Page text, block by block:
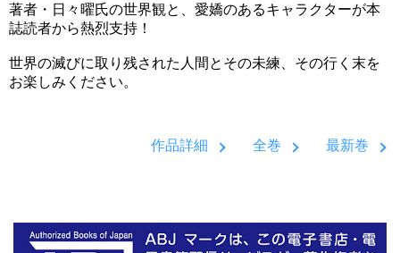
著者・日々曜氏の世界観と、愛嬌のあるキャラクターが本
誌読者から熱烈支持！
世界の滅びに取り残された人間とその未練、その行く末を
お楽しみください。
作品詳細 全巻 最新巻